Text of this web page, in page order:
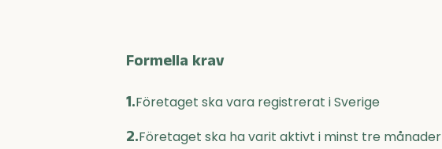
Formella krav
1.Företaget ska vara registrerat i Sverige
2.Företaget ska ha varit aktivt i minst tre månader